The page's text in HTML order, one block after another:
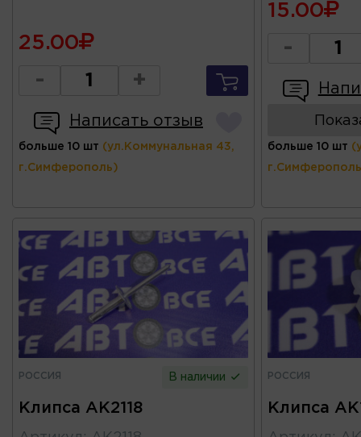
25.00
- +
Написать отзыв
больше 10 шт (ул.Коммунальная 43,
г.Симферополь)
15.00
-
больше 10 шт
РОССИЯ В наличии
Клипса AK2118
РОССИЯ
Клипса